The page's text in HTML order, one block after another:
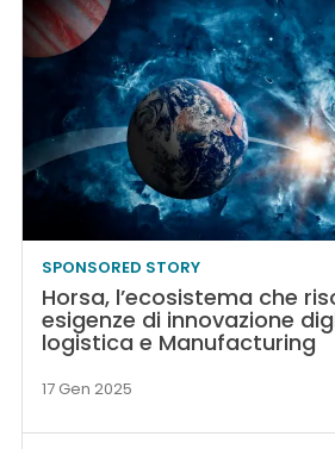
SPONSORED STORY
Horsa, l’ecosistema che
esigenze di innovazione
logistica e Manufacturing
17 Gen 2025